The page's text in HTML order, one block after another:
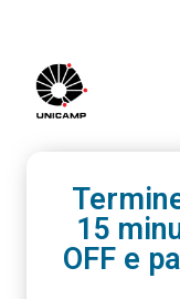
15
OFF e